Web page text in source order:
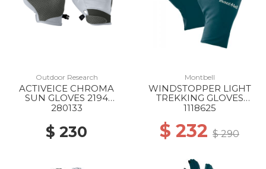
Outdoor Research
ACTIVEICE CHROMA
SUN GLOVES 2194
TITANIUM GREY
280133
$ 230
Montbell
WINDSTOPPER LIGHT
TREKKING GLOVES
DKMA
1118625
$ 232 $ 290